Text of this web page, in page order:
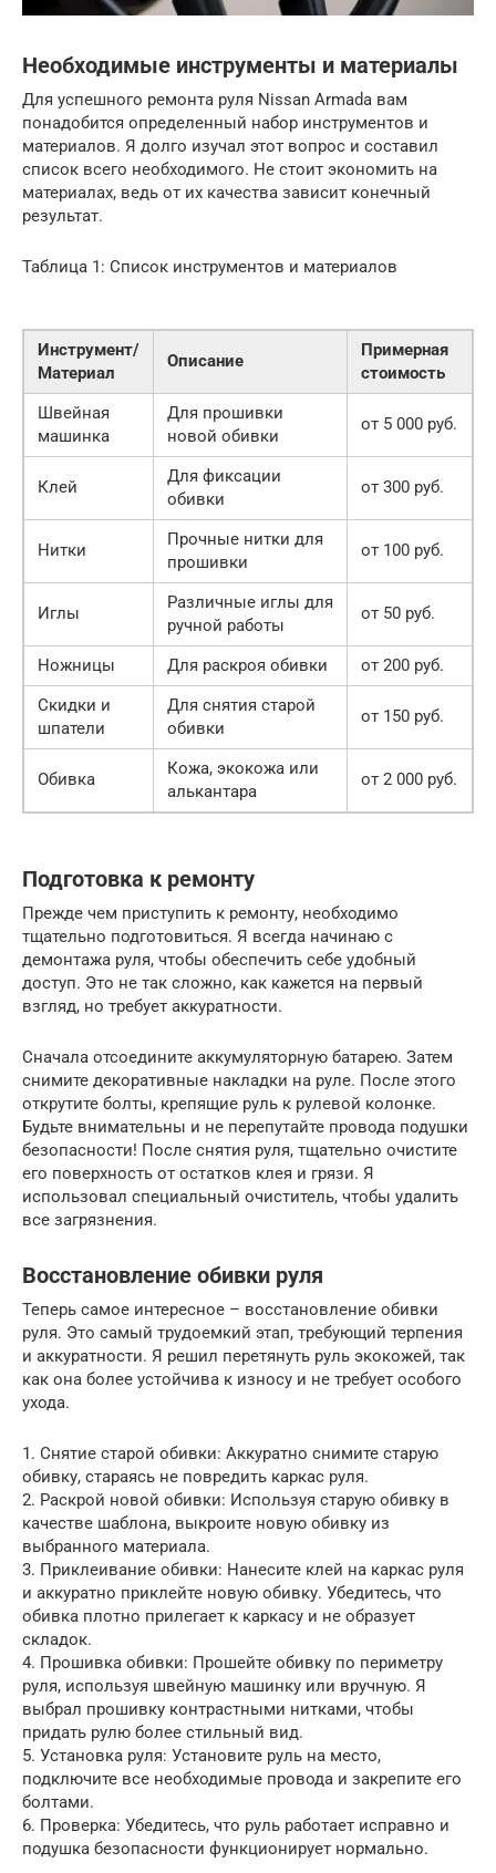
Необходимые инструменты и материалы
Для успешного ремонта руля Nissan Armada вам
понадобится определенный набор инструментов и
материалов. Я долго изучал этот вопрос и составил
список всего необходимого. Не стоит экономить на
материалах, ведь от их качества зависит конечный
результат.
Таблица 1: Список инструментов и материалов
Инструмент/
Материал
Описание
Примерная
стоимость
Швейная
машинка
Для прошивки
новой обивки
от 5 000 руб.
Клей
Для фиксации
обивки
от 300 руб.
Нитки
Прочные нитки для
прошивки
от 100 руб.
Иглы
Различные иглы для
ручной работы
от 50 руб.
Ножницы Для раскроя обивки
от 200 руб.
Скидки и
шпатели
Для снятия старой
обивки
от 150 руб.
Обивка
Кожа, экокожа или
алькантара
от 2 000 руб.
Подготовка к ремонту
Прежде чем приступить к ремонту, необходимо
тщательно подготовиться. Я всегда начинаю с
демонтажа руля, чтобы обеспечить себе удобный
доступ. Это не так сложно, как кажется на первый
взгляд, но требует аккуратности.
Сначала отсоедините аккумуляторную батарею. Затем
снимите декоративные накладки на руле. После этого
открутите болты, крепящие руль к рулевой колонке.
Будьте внимательны и не перепутайте провода подушки
безопасности! После снятия руля, тщательно очистите
его поверхность от остатков клея и грязи. Я
использовал специальный очиститель, чтобы удалить
все загрязнения.
Восстановление обивки руля
Теперь самое интересное – восстановление обивки
руля. Это самый трудоемкий этап, требующий терпения
и аккуратности. Я решил перетянуть руль экокожей, так
как она более устойчива к износу и не требует особого
ухода.
1. Снятие старой обивки: Аккуратно снимите старую
обивку, стараясь не повредить каркас руля.
2. Раскрой новой обивки: Используя старую обивку в
качестве шаблона, выкроите новую обивку из
выбранного материала.
3. Приклеивание обивки: Нанесите клей на каркас руля
и аккуратно приклейте новую обивку. Убедитесь, что
обивка плотно прилегает к каркасу и не образует
складок.
4. Прошивка обивки: Прошейте обивку по периметру
руля, используя швейную машинку или вручную. Я
выбрал прошивку контрастными нитками, чтобы
придать рулю более стильный вид.
5. Установка руля: Установите руль на место,
подключите все необходимые провода и закрепите его
болтами.
6. Проверка: Убедитесь, что руль работает исправно и
подушка безопасности функционирует нормально.